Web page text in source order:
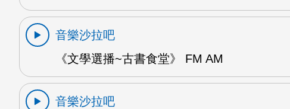
音樂沙拉吧
《文學選播~古書食堂》 FM AM
音樂沙拉吧